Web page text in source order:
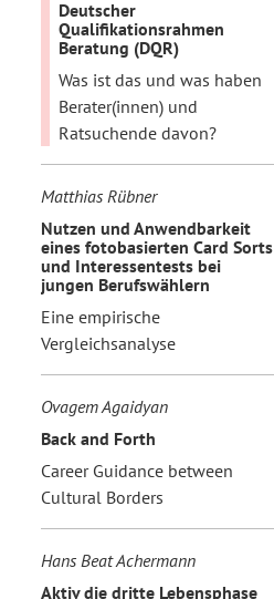
Deutscher
Qualifikationsrahmen
Beratung (DQR)
Was ist das und was haben
Berater(innen) und
Ratsuchende davon?
Matthias Rübner
Nutzen und Anwendbarkeit
eines fotobasierten Card Sorts
und Interessentests bei
jungen Berufswählern
Eine empirische
Vergleichsanalyse
Ovagem Agaidyan
Back and Forth
Career Guidance between
Cultural Borders
Hans Beat Achermann
Aktiv die dritte Lebensphase